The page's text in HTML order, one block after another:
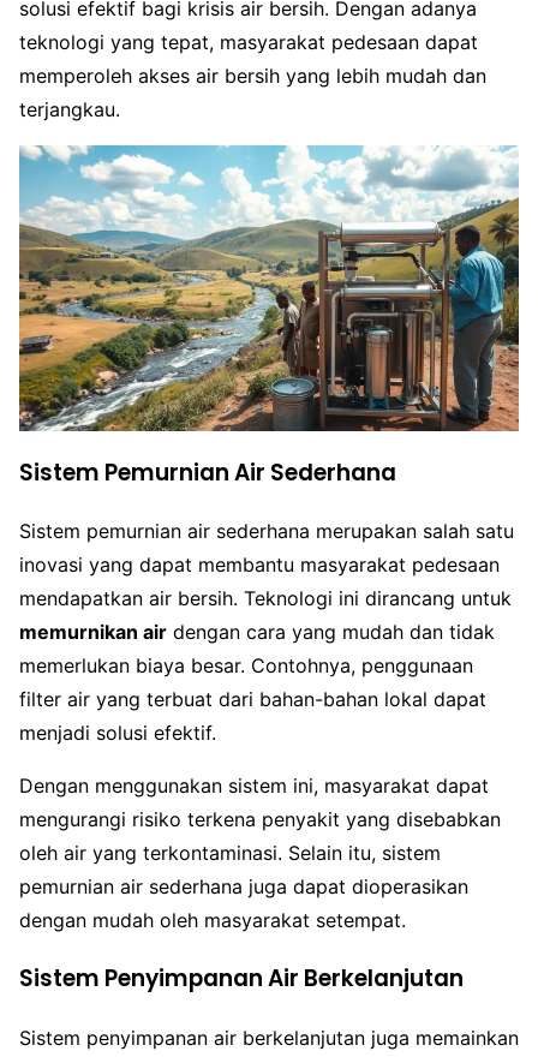
solusi efektif bagi krisis air bersih. Dengan adanya
teknologi yang tepat, masyarakat pedesaan dapat
memperoleh akses air bersih yang lebih mudah dan
terjangkau.
Sistem Pemurnian Air Sederhana
Sistem pemurnian air sederhana merupakan salah satu
inovasi yang dapat membantu masyarakat pedesaan
mendapatkan air bersih. Teknologi ini dirancang untuk
memurnikan air dengan cara yang mudah dan tidak
memerlukan biaya besar. Contohnya, penggunaan
filter air yang terbuat dari bahan-bahan lokal dapat
menjadi solusi efektif.
Dengan menggunakan sistem ini, masyarakat dapat
mengurangi risiko terkena penyakit yang disebabkan
oleh air yang terkontaminasi. Selain itu, sistem
pemurnian air sederhana juga dapat dioperasikan
dengan mudah oleh masyarakat setempat.
Sistem Penyimpanan Air Berkelanjutan
Sistem penyimpanan air berkelanjutan juga memainkan